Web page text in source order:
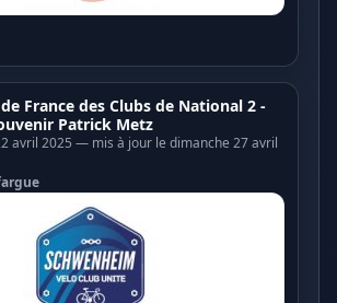
France des Clubs de National 2 -
Patrick Metz
avril 2025 — mis à jour le dimanche 27 avril